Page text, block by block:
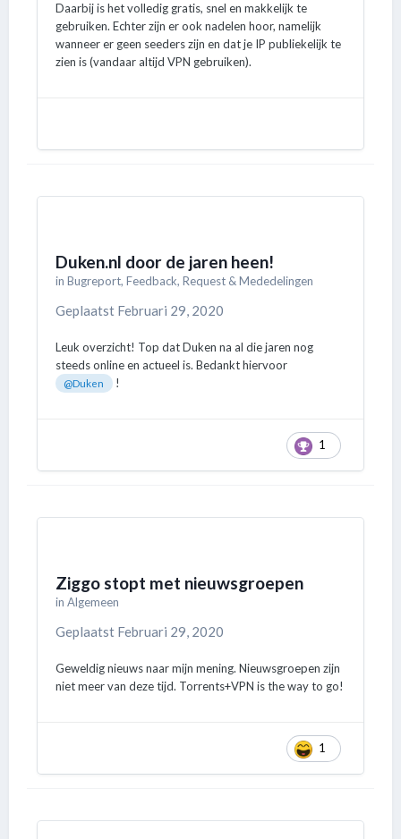
Daarbij is het volledig gratis, snel en makkelijk te
gebruiken. Echter zijn er ook nadelen hoor, namelijk
wanneer er geen seeders zijn en dat je IP publiekelijk te
zien is (vandaar altijd VPN gebruiken).
Duken.nl door de jaren heen!
in Bugreport, Feedback, Request & Mededelingen
Geplaatst Februari 29, 2020
Leuk overzicht! Top dat Duken na al die jaren nog
steeds online en actueel is. Bedankt hiervoor
@Duken !
1
Ziggo stopt met nieuwsgroepen
in Algemeen
Geplaatst Februari 29, 2020
Geweldig nieuws naar mijn mening. Nieuwsgroepen zijn
niet meer van deze tijd. Torrents+VPN is the way to go!
1